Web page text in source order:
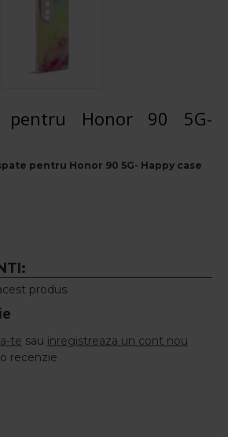
pentru Honor 90 5G-
pentru Honor 90 5G- Happy case
produs.
te sau inregistreaza un cont nou
recenzie